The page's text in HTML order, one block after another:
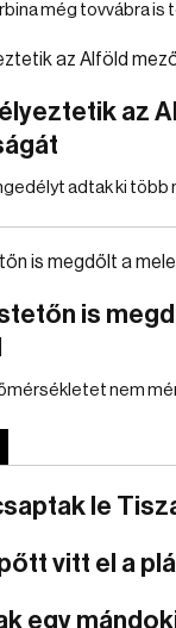
még tovvábra is
az
adtak ki több
is
nem
le
vitt el a
egy